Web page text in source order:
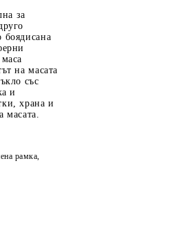
за
боядисана
на масата
със
и
храна и
рамка,